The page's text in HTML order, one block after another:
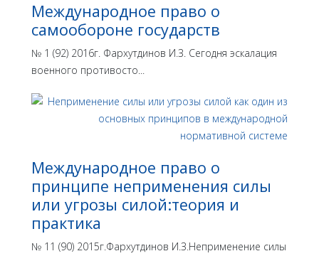
Международное право о
самообороне государств
№ 1 (92) 2016г. Фархутдинов И.З. Сегодня эскалация
военного противосто...
Международное право о
принципе неприменения силы
или угрозы силой:теория и
практика
№ 11 (90) 2015г.Фархутдинов И.З.Неприменение силы